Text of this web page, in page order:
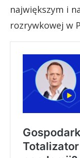
największym i
rozrywkowej w